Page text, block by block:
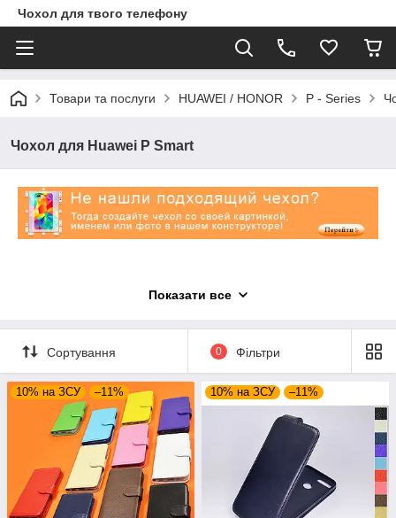
Чохол для твого телефону
Товари та послуги HUAWEI / HONOR P - Series
Чохол для Huawei P Smart
Показати все
Сортування 0 Фільтри
10% на ЗСУ –11% 10% на ЗСУ –11%